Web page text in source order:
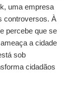
uma empresa
controversos. À
percebe que se
a cidade
sob
cidadãos